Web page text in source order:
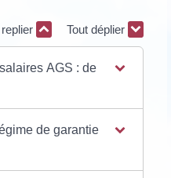
Tout déplier
AGS : de
de garantie